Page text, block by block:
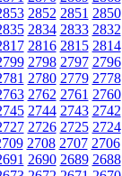
2852 2851 2850
2834 2833 2832
2816 2815 2814
2798 2797 2796
2780 2779 2778
2762 2761 2760
2744 2743 2742
2726 2725 2724
2708 2707 2706
2690 2689 2688